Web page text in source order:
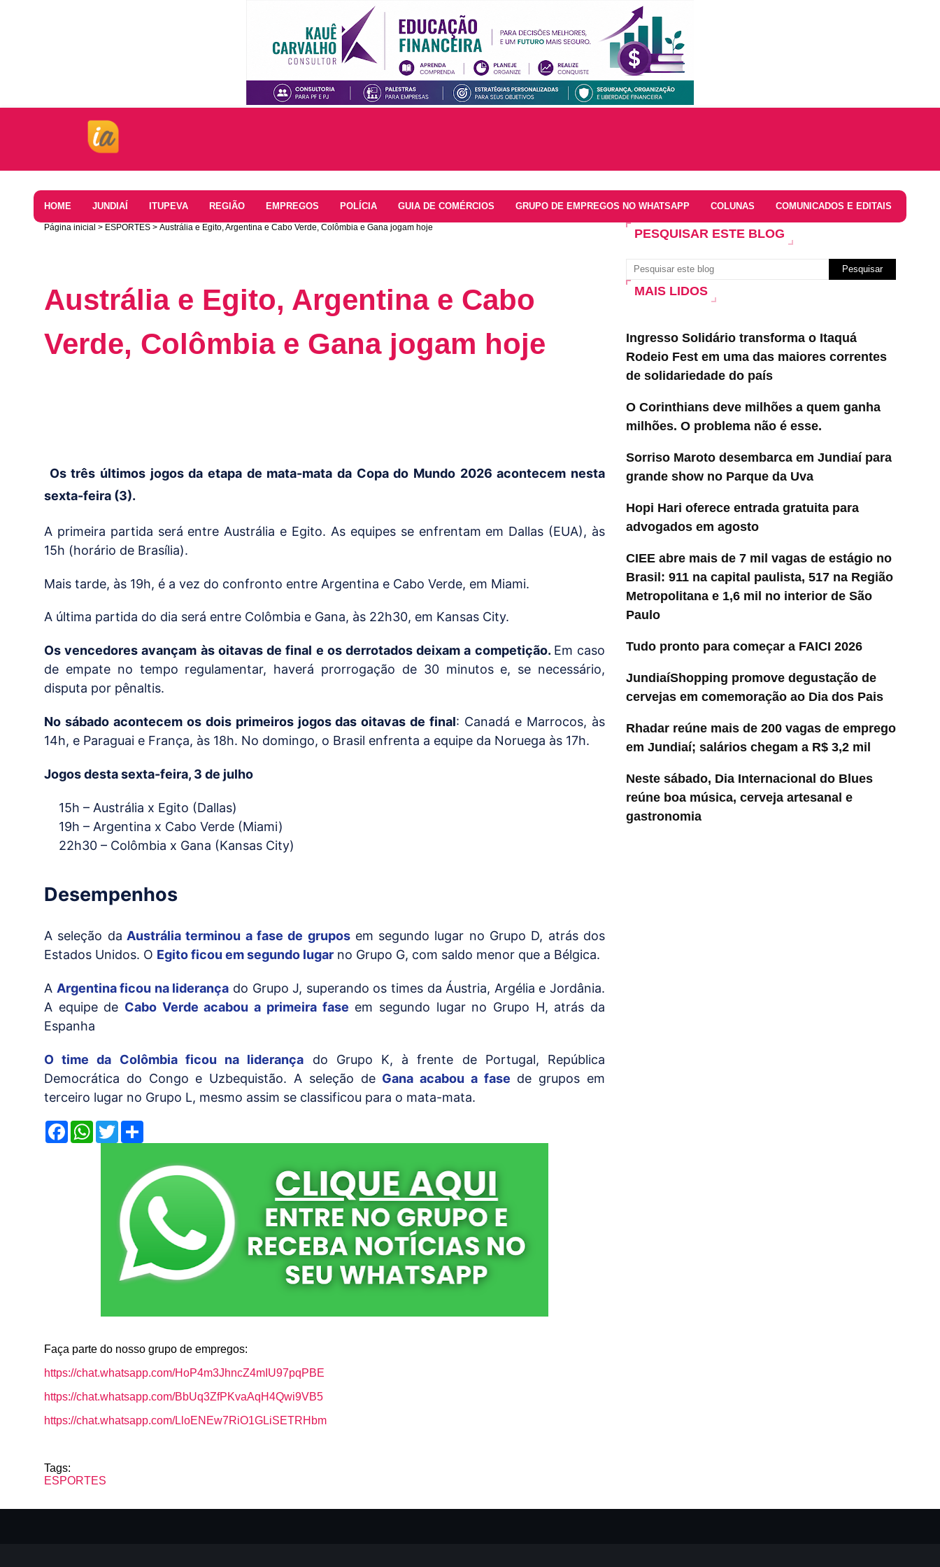
HOME JUNDIAÍ ITUPEVA REGIÃO EMPREGOS POLÍCIA GUIA DE COMÉRCIOS GRUPO DE EMPREGOS NO WHATSAPP COLUNAS COMUNICADOS E EDITAIS
Página inicial ESPORTES Austrália e Egito, Argentina e Cabo Verde, Colômbia e Gana jogam hoje
Austrália e Egito, Argentina e Cabo
Verde, Colômbia e Gana jogam hoje
Os três últimos jogos da etapa de mata-mata da Copa do Mundo 2026 acontecem nesta
sexta-feira (3).
A primeira partida será entre Austrália e Egito. As equipes se enfrentam em Dallas (EUA), às
15h (horário de Brasília).
Mais tarde, às 19h, é a vez do confronto entre Argentina e Cabo Verde, em Miami.
A última partida do dia será entre Colômbia e Gana, às 22h30, em Kansas City.
Os vencedores avançam às oitavas de final e os derrotados deixam a competição. Em caso
de empate no tempo regulamentar, haverá prorrogação de 30 minutos e, se necessário,
disputa por pênaltis.
No sábado acontecem os dois primeiros jogos das oitavas de final: Canadá e Marrocos, às
14h, e Paraguai e França, às 18h. No domingo, o Brasil enfrenta a equipe da Noruega às 17h.
Jogos desta sexta-feira, 3 de julho
15h – Austrália x Egito (Dallas)
19h – Argentina x Cabo Verde (Miami)
22h30 – Colômbia x Gana (Kansas City)
Desempenhos
A seleção da Austrália terminou a fase de gruposem segundo lugar no Grupo D, atrás dos
Estados Unidos. O Egito ficou em segundo lugar no Grupo G, com saldo menor que a Bélgica.
A Argentina ficou na liderança do Grupo J, superando os times da Áustria, Argélia e Jordânia.
A equipe de Cabo Verde acabou a primeira fase em segundo lugar no Grupo H, atrás da
Espanha
O time da Colômbia ficou na liderança do Grupo K, à frente de Portugal, República
Democrática do Congo e Uzbequistão. A seleção de Gana acabou a fase de grupos em
terceiro lugar no Grupo L, mesmo assim se classificou para o mata-mata.
F
a
W
h
T
w
e
Faça parte do nosso grupo de empregos:
https://chat.whatsapp.com/HoP4m3JhncZ4mIU97pqPBE
https://chat.whatsapp.com/BbUq3ZfPKvaAqH4Qwi9VB5
https://chat.whatsapp.com/LloENEw7RiO1GLiSETRHbm
Tags:
ESPORTES
PESQUISAR ESTE BLOG
MAIS LIDOS
Ingresso Solidário transforma o Itaquá
Rodeio Fest em uma das maiores correntes
de solidariedade do país
O Corinthians deve milhões a quem ganha
milhões. O problema não é esse.
Sorriso Maroto desembarca em Jundiaí para
grande show no Parque da Uva
Hopi Hari oferece entrada gratuita para
advogados em agosto
CIEE abre mais de 7 mil vagas de estágio no
Brasil: 911 na capital paulista, 517 na Região
Metropolitana e 1,6 mil no interior de São
Paulo
Tudo pronto para começar a FAICI 2026
JundiaíShopping promove degustação de
cervejas em comemoração ao Dia dos Pais
Rhadar reúne mais de 200 vagas de emprego
em Jundiaí; salários chegam a R$ 3,2 mil
Neste sábado, Dia Internacional do Blues
reúne boa música, cerveja artesanal e
gastronomia